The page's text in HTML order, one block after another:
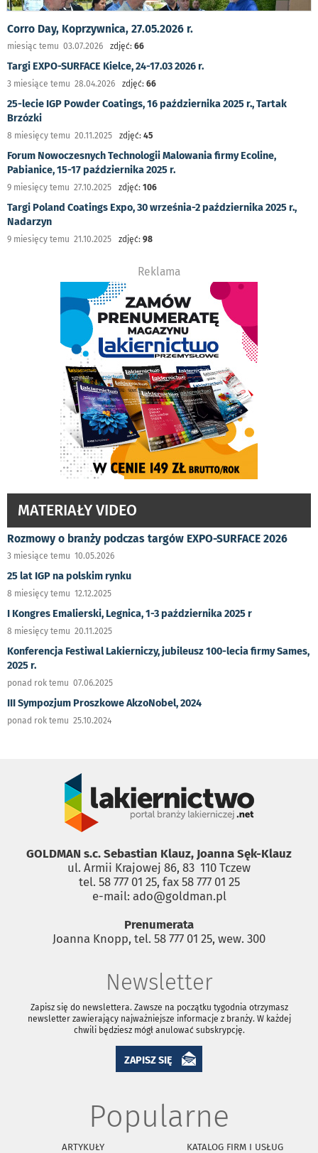
Corro Day, Koprzywnica, 27.05.2026 r.
miesiąc temu 03.07.2026 zdjęć: 66
Targi EXPO-SURFACE Kielce, 24-17.03 2026 r.
3 miesiące temu 28.04.2026 zdjęć: 66
25-lecie IGP Powder Coatings, 16 października 2025 r., Tartak
Brzózki
8 miesięcy temu 20.11.2025 zdjęć: 45
Forum Nowoczesnych Technologii Malowania firmy Ecoline,
Pabianice, 15-17 października 2025 r.
9 miesięcy temu 27.10.2025 zdjęć: 106
Targi Poland Coatings Expo, 30 września-2 października 2025 r.,
Nadarzyn
9 miesięcy temu 21.10.2025 zdjęć: 98
Reklama
MATERIAŁY VIDEO
Rozmowy o branży podczas targów EXPO-SURFACE 2026
3 miesiące temu 10.05.2026
25 lat IGP na polskim rynku
8 miesięcy temu 12.12.2025
I Kongres Emalierski, Legnica, 1-3 października 2025 r
8 miesięcy temu 20.11.2025
Konferencja Festiwal Lakierniczy, jubileusz 100-lecia firmy Sames,
2025 r.
ponad rok temu 07.06.2025
III Sympozjum Proszkowe AkzoNobel, 2024
ponad rok temu 25.10.2024
GOLDMAN s.c. Sebastian Klauz, Joanna Sęk-Klauz
ul. Armii Krajowej 86, 83 ­ 110 Tczew
tel. 58 777 01 25, fax 58 777 01 25
e-mail: ado@goldman.pl
Prenumerata
Joanna Knopp, tel. 58 777 01 25, wew. 300
Newsletter
Zapisz się do newslettera. Zawsze na początku tygodnia otrzymasz
newsletter zawierający najważniejsze informacje z branży. W każdej
chwili będziesz mógł anulować subskrypcję.
ZAPISZ SIĘ
Popularne
ARTYKUŁY
KATALOG FIRM I USŁUG